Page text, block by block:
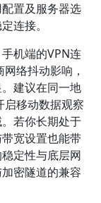
置及服务器选
连接。
机端的VPN连
络抖动影响，
建议在同一地
启移动数据观察
若你长期处于
宽设置也能带
定性与底层网
密隧道的兼容